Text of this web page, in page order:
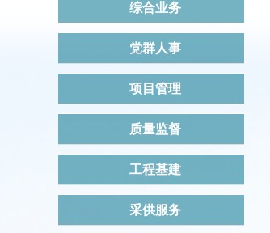
综合业务
党群人事
项目管理
质量监督
工程基建
采供服务